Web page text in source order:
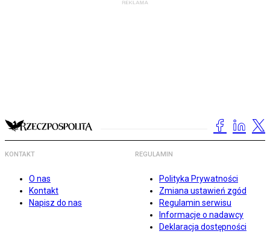
KONTAKT
O nas
Kontakt
Napisz do nas
REGULAMIN
Polityka Prywatności
Zmiana ustawień zgód
Regulamin serwisu
Informacje o nadawcy
Deklaracja dostępności